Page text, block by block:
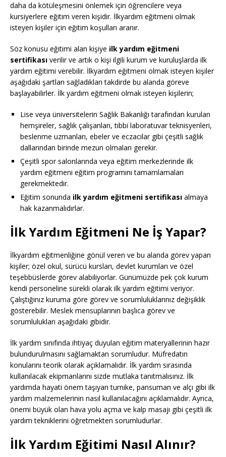
daha da kötüleşmesini önlemek için öğrencilere veya
kursiyerlere eğitim veren kişidir. İlkyardım eğitmeni olmak
isteyen kişiler için eğitim koşulları aranır.
Söz konusu eğitimi alan kişiye ilk yardım eğitmeni
sertifikası verilir ve artık o kişi ilgili kurum ve kuruluşlarda ilk
yardım eğitimi verebilir. İlkyardım eğitmeni olmak isteyen kişiler
aşağıdaki şartları sağladıkları takdirde bu alanda göreve
başlayabilirler. İlk yardım eğitmeni olmak isteyen kişilerin;
Lise veya üniversitelerin Sağlık Bakanlığı tarafından kurulan
hemşireler, sağlık çalışanları, tıbbi laboratuvar teknisyenleri,
beslenme uzmanları, ebeler ve eczacılar gibi çeşitli sağlık
dallarından birinde mezun olmaları gerekir.
Çeşitli spor salonlarında veya eğitim merkezlerinde ilk
yardım eğitmeni eğitim programını tamamlamaları
gerekmektedir.
Eğitim sonunda ilk yardım eğitmeni sertifikası almaya
hak kazanmalıdırlar.
İlk Yardım Eğitmeni Ne İş Yapar?
İlkyardım eğitmenliğine gönül veren ve bu alanda görev yapan
kişiler; özel okul, sürücü kursları, devlet kurumları ve özel
teşebbüslerde görev alabiliyorlar. Günümüzde pek çok kurum
kendi personeline sürekli olarak ilk yardım eğitimi veriyor.
Çalıştığınız kuruma göre görev ve sorumluluklarınız değişiklik
gösterebilir. Meslek mensuplarının başlıca görev ve
sorumlulukları aşağıdaki gibidir.
İlk yardım sınıfında ihtiyaç duyulan eğitim materyallerinin hazır
bulundurulmasını sağlamaktan sorumludur. Müfredatın
konularını teorik olarak açıklamalıdır. İlk yardım sırasında
kullanılacak ekipmanlarını sizde mutlaka tanıtmalısınız. İlk
yardımda hayati önem taşıyan turnike, pansuman ve alçı gibi ilk
yardım malzemelerinin nasıl kullanılacağını açıklamalıdır. Ayrıca,
önemi büyük olan hava yolu açma ve kalp masajı gibi çeşitli ilk
yardım tekniklerini öğretmekten sorumludurlar.
İlk Yardım Eğitimi Nasıl Alınır?